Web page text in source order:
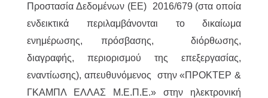
Προστασία Δεδομένων (ΕΕ) 2016/679 (στα οποία
ενδεικτικά περιλαμβάνονται το δικαίωμα
ενημέρωσης, πρόσβασης, διόρθωσης,
διαγραφής, περιορισμού της επεξεργασίας,
εναντίωσης), απευθυνόμενος στην «ΠΡΟΚΤΕΡ &
ΓΚΑΜΠΛ ΕΛΛΑΣ M.Ε.Π.Ε.» στην ηλεκτρονική